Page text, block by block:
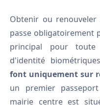
Obtenir ou renouveler
passe obligatoirement
principal pour
d'identité
font uniquement sur
un premier
mairie centre est